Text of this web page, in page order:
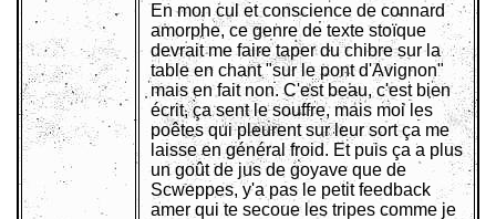
En mon cul et conscience de connard
amorphe, ce genre de texte stoïque
devrait me faire taper du chibre sur la
table en chant "sur le pont d'Avignon"
mais en fait non. C'est beau, c'est bien
écrit, ça sent le souffre, mais moi les
poêtes qui pleurent sur leur sort ça me
laisse en général froid. Et puis ça a plus
un goût de jus de goyave que de
Scweppes, y'a pas le petit feedback
amer qui te secoue les tripes comme je